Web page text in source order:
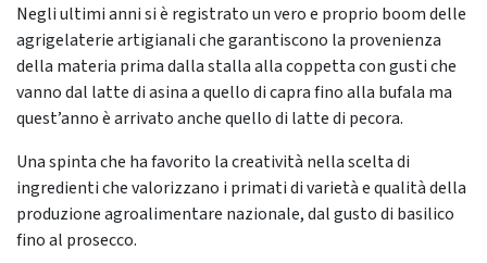
Negli ultimi anni si è registrato un vero e proprio boom delle
agrigelaterie artigianali che garantiscono la provenienza
della materia prima dalla stalla alla coppetta con gusti che
vanno dal latte di asina a quello di capra fino alla bufala ma
quest’anno è arrivato anche quello di latte di pecora.
Una spinta che ha favorito la creatività nella scelta di
ingredienti che valorizzano i primati di varietà e qualità della
produzione agroalimentare nazionale, dal gusto di basilico
fino al prosecco.